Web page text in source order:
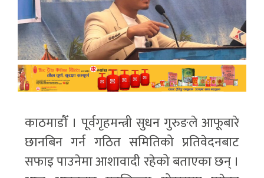
काठमाडौँ । पूर्वगृहमन्त्री सुधन गुरुङले आफूबारे
छानबिन गर्न गठित समितिको प्रतिवेदनबाट
सफाइ पाउनेमा आशावादी रहेको बताएका छन् ।